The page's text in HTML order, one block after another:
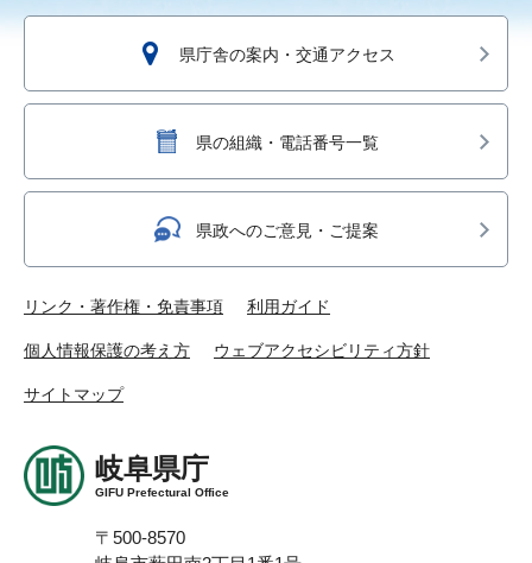
県庁舎の案内・交通アクセス
県の組織・電話番号一覧
県政へのご意見・ご提案
リンク・著作権・免責事項 利用ガイド
個人情報保護の考え方 ウェブアクセシビリティ方針
サイトマップ
岐阜県庁
GIFU Prefectural Office
〒500-8570